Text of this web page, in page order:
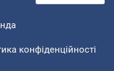
конфіденційності